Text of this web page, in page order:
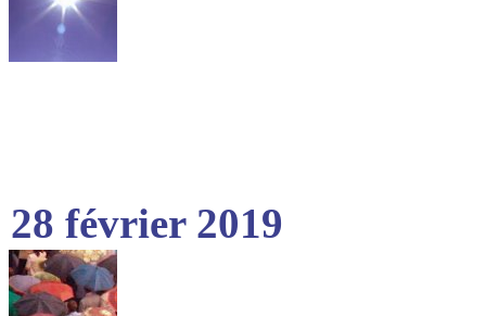
28 février 2019